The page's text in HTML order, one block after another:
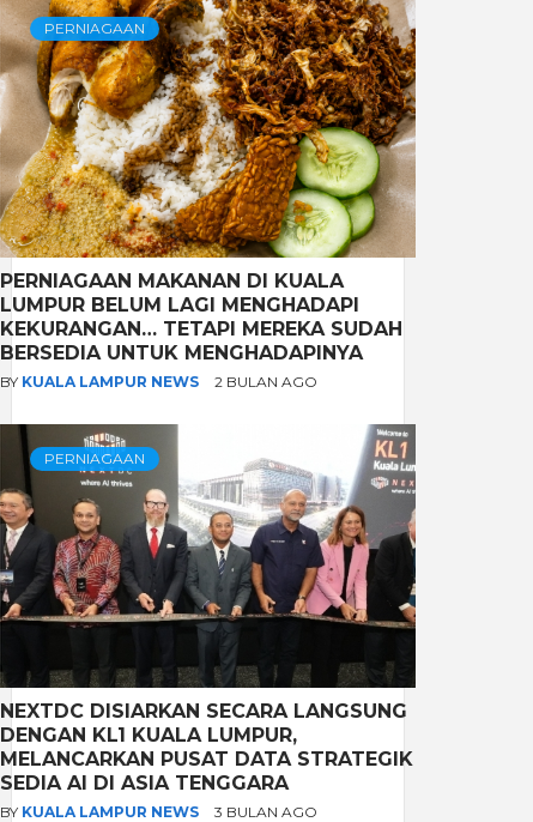
PERNIAGAAN
PERNIAGAAN MAKANAN DI KUALA
LUMPUR BELUM LAGI MENGHADAPI
KEKURANGAN… TETAPI MEREKA SUDAH
BERSEDIA UNTUK MENGHADAPINYA
BY KUALA LAMPUR NEWS 2 BULAN AGO
PERNIAGAAN
NEXTDC DISIARKAN SECARA LANGSUNG
DENGAN KL1 KUALA LUMPUR,
MELANCARKAN PUSAT DATA STRATEGIK
SEDIA AI DI ASIA TENGGARA
BY KUALA LAMPUR NEWS 3 BULAN AGO